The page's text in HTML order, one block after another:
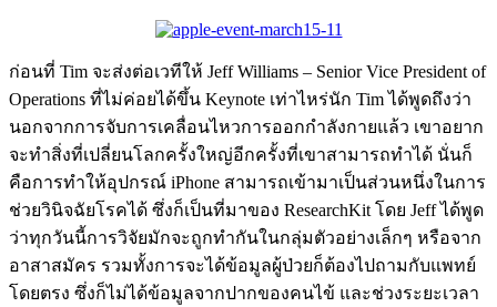
ก่อนที่ Tim จะส่งต่อเวทีให้ Jeff Williams – Senior Vice President of
Operations ที่ไม่ค่อยได้ขึ้น Keynote เท่าไหร่นัก Tim ได้พูดถึงว่า
นอกจากการจับการเคลื่อนไหวการออกกำลังกายแล้ว เขาอยาก
จะทำสิ่งที่เปลี่ยนโลกครั้งใหญ่อีกครั้งที่เขาสามารถทำได้ นั่นก็
คือการทำให้อุปกรณ์ iPhone สามารถเข้ามาเป็นส่วนหนึ่งในการ
ช่วยวินิจฉัยโรคได้ ซึ่งก็เป็นที่มาของ ResearchKit โดย Jeff ได้พูด
ว่าทุกวันนี้การวิจัยมักจะถูกทำกันในกลุ่มตัวอย่างเล็กๆ หรือจาก
อาสาสมัคร รวมทั้งการจะได้ข้อมูลผู้ป่วยก็ต้องไปถามกับแพทย์
โดยตรง ซึ่งก็ไม่ได้ข้อมูลจากปากของคนไข้ และช่วงระยะเวลา